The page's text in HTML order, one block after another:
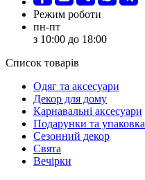
Режим роботи
пн-пт
з 10:00 до 18:00
Список товарів
Oдяг та аксесуари
Декор для дому
Карнавальні аксесуари
Подарунки та упаковка
Сезонний декор
Свята
Вечірки